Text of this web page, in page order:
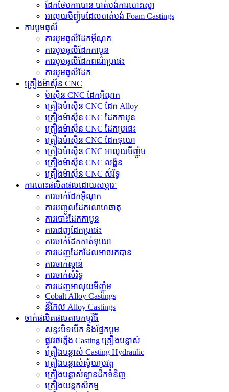
ដែកថែបកាបោន បាត់បង់ការបោះស្នោ
អាលុយមីញ៉ូមដែលបាត់បង់ Foam Castings
ការបូមធូលី
ការបូមធូលីដែកអ៊ីណុក
ការបូមធូលីដែកកាបូន
ការបូមធូលីដែកពណ៌ប្រផេះ
ការបូមធូលីដែក
គ្រឿងម៉ាស៊ីន CNC
ម៉ាស៊ីន CNC ដែកអ៊ីណុក
គ្រឿងម៉ាស៊ីន CNC ដែក Alloy
គ្រឿងម៉ាស៊ីន CNC ដែកកាបូន
គ្រឿងម៉ាស៊ីន CNC ដែកប្រផេះ
គ្រឿងម៉ាស៊ីន CNC ដែកទុយោ
គ្រឿងម៉ាស៊ីន CNC អាលុយមីញ៉ូម
គ្រឿងម៉ាស៊ីន CNC លង្ហិន
គ្រឿងម៉ាស៊ីន CNC សំរិទ្ធ
ការបោះផលិតផលដោយសម្ភារៈ
ការចាក់ដែកអ៊ីណុក
ការបញ្ចូលដែកលោហធាតុ
ការបោះដែកកាបូន
ការ​ដេញ​ដែក​ប្រផេះ
ការ​ចាក់​ដែក​កាត់​ទុយោ
ការ​ដេញ​ដែក​ដែល​អាច​រក​បាន​
ការចាក់ស្ពាន់
ការចាក់សំរិទ្ធ
ការ​ដេញ​អាលុយ​មីញ៉ូ​ម​
Cobalt Alloy Castings
នីកែល Alloy Castings
ចាក់ផលិតផលតាមកម្មវិធី
សន្ទះបិទបើក និងផ្នែកបូម
ផ្លូវរថភ្លើង Casting គ្រឿងបន្លាស់
គ្រឿងបន្លាស់ Casting Hydraulic
គ្រឿងបន្លាស់ស្វ័យប្រវត្ត
គ្រឿងបន្លាស់ឡានដឹកទំនិញ
គ្រឿងយន្តកសិកម្ម